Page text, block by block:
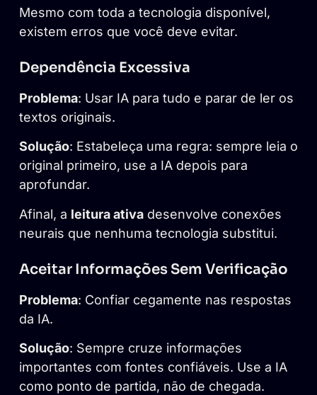
Mesmo com toda a tecnologia disponível,
existem erros que você deve evitar.
Dependência Excessiva
Problema: Usar IA para tudo e parar de ler os
textos originais.
Solução: Estabeleça uma regra: sempre leia o
original primeiro, use a IA depois para
aprofundar.
Afinal, a leitura ativa desenvolve conexões
neurais que nenhuma tecnologia substitui.
Aceitar Informações Sem Verificação
Problema: Confiar cegamente nas respostas
da IA.
Solução: Sempre cruze informações
importantes com fontes confiáveis. Use a IA
como ponto de partida, não de chegada.